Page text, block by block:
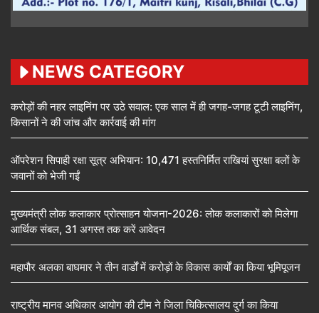
NEWS CATEGORY
करोड़ों की नहर लाइनिंग पर उठे सवाल: एक साल में ही जगह-जगह टूटी लाइनिंग,
किसानों ने की जांच और कार्रवाई की मांग
ऑपरेशन सिपाही रक्षा सूत्र अभियान: 10,471 हस्तनिर्मित राखियां सुरक्षा बलों के
जवानों को भेजी गईं
मुख्यमंत्री लोक कलाकार प्रोत्साहन योजना-2026: लोक कलाकारों को मिलेगा
आर्थिक संबल, 31 अगस्त तक करें आवेदन
महापौर अलका बाघमार ने तीन वार्डों में करोड़ों के विकास कार्यों का किया भूमिपूजन
राष्ट्रीय मानव अधिकार आयोग की टीम ने जिला चिकित्सालय दुर्ग का किया